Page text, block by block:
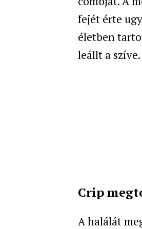
fejét érte
életben
leállt a szíve.
Crip
A halálát